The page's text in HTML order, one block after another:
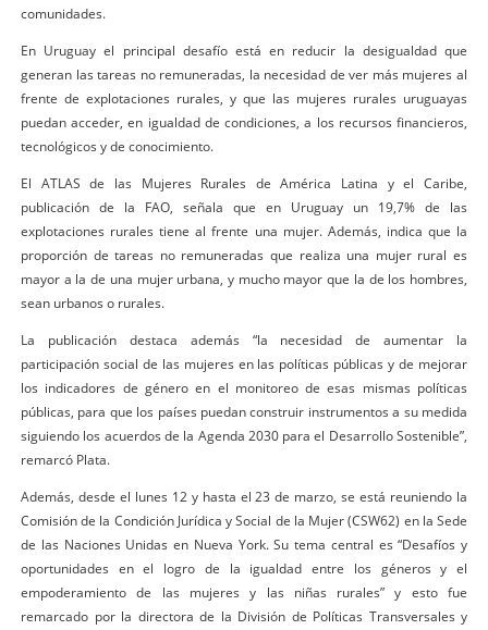
comunidades.
En Uruguay el principal desafío está en reducir la desigualdad que
generan las tareas no remuneradas, la necesidad de ver más mujeres al
frente de explotaciones rurales, y que las mujeres rurales uruguayas
puedan acceder, en igualdad de condiciones, a los recursos financieros,
tecnológicos y de conocimiento.
El ATLAS de las Mujeres Rurales de América Latina y el Caribe,
publicación de la FAO, señala que en Uruguay un 19,7% de las
explotaciones rurales tiene al frente una mujer. Además, indica que la
proporción de tareas no remuneradas que realiza una mujer rural es
mayor a la de una mujer urbana, y mucho mayor que la de los hombres,
sean urbanos o rurales.
La publicación destaca además “la necesidad de aumentar la
participación social de las mujeres en las políticas públicas y de mejorar
los indicadores de género en el monitoreo de esas mismas políticas
públicas, para que los países puedan construir instrumentos a su medida
siguiendo los acuerdos de la Agenda 2030 para el Desarrollo Sostenible”,
remarcó Plata.
Además, desde el lunes 12 y hasta el 23 de marzo, se está reuniendo la
Comisión de la Condición Jurídica y Social de la Mujer (CSW62) en la Sede
de las Naciones Unidas en Nueva York. Su tema central es “Desafíos y
oportunidades en el logro de la igualdad entre los géneros y el
empoderamiento de las mujeres y las niñas rurales” y esto fue
remarcado por la directora de la División de Políticas Transversales y